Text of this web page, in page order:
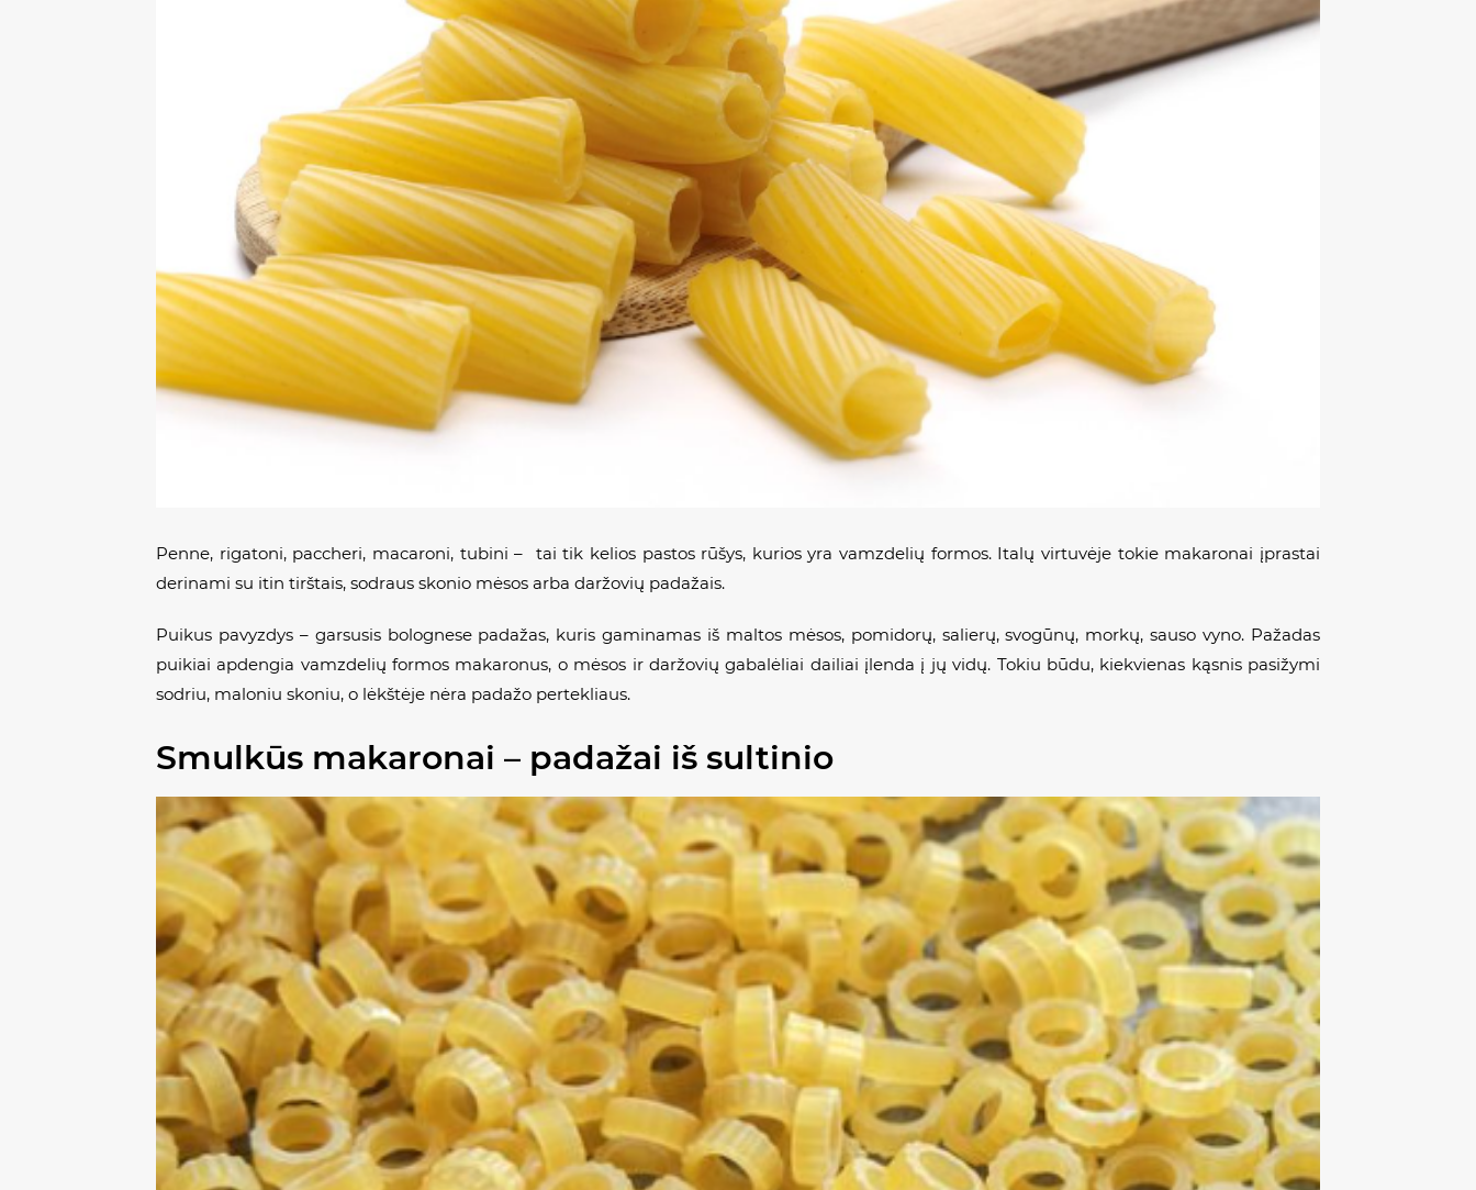
Penne, rigatoni, paccheri, macaroni, tubini– tai tik kelios pastos rūšys, kurios yra vamzdelių formos. Italų virtuvėje tokie makaronai įprastai
derinami su itin tirštais, sodraus skonio mėsos arba daržovių padažais.
Puikus pavyzdys – garsusis bolognesepadažas, kuris gaminamas iš maltos mėsos, pomidorų, salierų, svogūnų, morkų, sauso vyno. Pažadas
puikiai apdengia vamzdelių formos makaronus, o mėsos ir daržovių gabalėliai dailiai įlenda į jų vidų. Tokiu būdu, kiekvienas kąsnis pasižymi
sodriu, maloniu skoniu, o lėkštėje nėra padažo pertekliaus.
Smulkūs makaronai – padažai iš sultinio